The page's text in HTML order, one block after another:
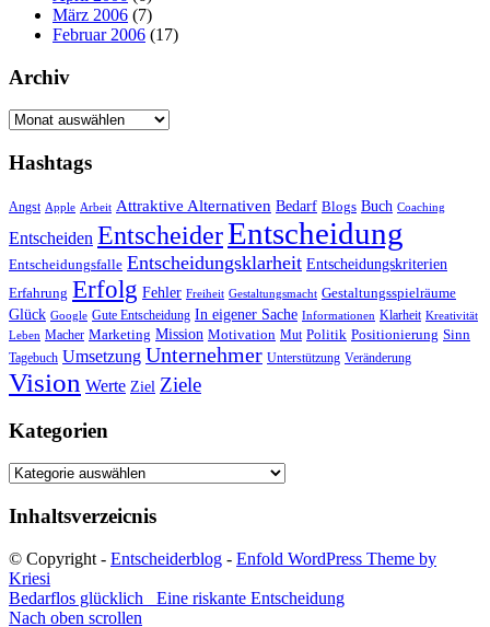
März 2006 (7)
Februar 2006 (17)
Archiv
Archiv
Hashtags
Angst Apple Arbeit Attraktive Alternativen Bedarf Blogs Buch Coaching
Entscheiden EntscheiderEntscheidung
Entscheidungsfalle Entscheidungsklarheit Entscheidungskriterien
Erfahrung Erfolg Fehler Freiheit Gestaltungsmacht Gestaltungsspielräume
Glück Google Gute Entscheidung In eigener Sache Informationen Klarheit Kreativität
Leben Macher Marketing Mission Motivation Mut Politik Positionierung Sinn
Tagebuch Umsetzung Unternehmer Unterstützung Veränderung
Vision Werte Ziel Ziele
Kategorien
Kategorien
Inhaltsverzeicnis
© Copyright - Entscheiderblog - Enfold WordPress Theme by
Kriesi
Bedarflos glücklich
Eine riskante Entscheidung
Nach oben scrollen